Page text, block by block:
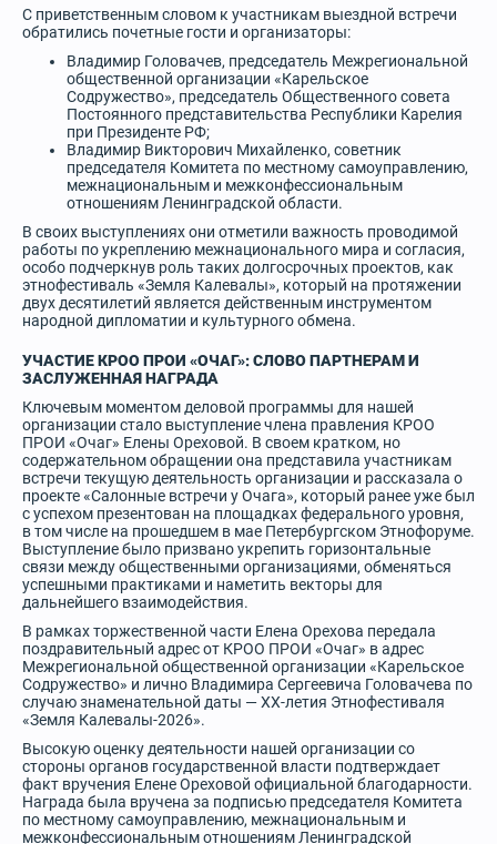
С приветственным словом к участникам выездной встречи
обратились почетные гости и организаторы:
Владимир Головачев, председатель Межрегиональной
общественной организации «Карельское
Содружество», председатель Общественного совета
Постоянного представительства Республики Карелия
при Президенте РФ;
Владимир Викторович Михайленко, советник
председателя Комитета по местному самоуправлению,
межнациональным и межконфессиональным
отношениям Ленинградской области.
В своих выступлениях они отметили важность проводимой
работы по укреплению межнационального мира и согласия,
особо подчеркнув роль таких долгосрочных проектов, как
этнофестиваль «Земля Калевалы», который на протяжении
двух десятилетий является действенным инструментом
народной дипломатии и культурного обмена.
УЧАСТИЕ КРОО ПРОИ «ОЧАГ»: СЛОВО ПАРТНЕРАМ И
ЗАСЛУЖЕННАЯ НАГРАДА
Ключевым моментом деловой программы для нашей
организации стало выступление члена правления КРОО
ПРОИ «Очаг» Елены Ореховой. В своем кратком, но
содержательном обращении она представила участникам
встречи текущую деятельность организации и рассказала о
проекте «Салонные встречи у Очага», который ранее уже был
с успехом презентован на площадках федерального уровня,
в том числе на прошедшем в мае Петербургском Этнофоруме.
Выступление было призвано укрепить горизонтальные
связи между общественными организациями, обменяться
успешными практиками и наметить векторы для
дальнейшего взаимодействия.
В рамках торжественной части Елена Орехова передала
поздравительный адрес от КРОО ПРОИ «Очаг» в адрес
Межрегиональной общественной организации «Карельское
Содружество» и лично Владимира Сергеевича Головачева по
случаю знаменательной даты — ХХ-летия Этнофестиваля
«Земля Калевалы-2026».
Высокую оценку деятельности нашей организации со
стороны органов государственной власти подтверждает
факт вручения Елене Ореховой официальной благодарности.
Награда была вручена за подписью председателя Комитета
по местному самоуправлению, межнациональным и
межконфессиональным отношениям Ленинградской